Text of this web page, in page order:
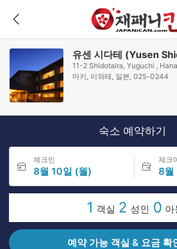
유센 시다테 (Yusen
11-2 Shidotaira, Yuguchi ,
마키, 이와테, 일본, 025-0244
숙소 예약하기
체크인
8월 10일 (월)
체크
8월
1 객실 2 성인 0 아
예약 가능 객실 & 요금 확